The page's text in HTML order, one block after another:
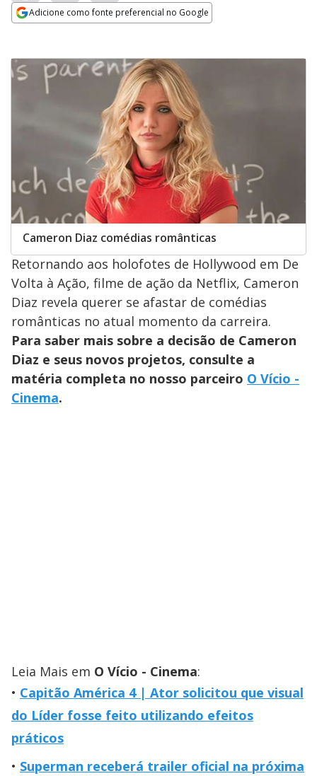
Adicione como fonte preferencial no Google
Cameron Diaz comédias românticas
Retornando aos holofotes de Hollywood em De
Volta à Ação, filme de ação da Netflix, Cameron
Diaz revela querer se afastar de comédias
românticas no atual momento da carreira.
Para saber mais sobre a decisão de Cameron
Diaz e seus novos projetos, consulte a
matéria completa no nosso parceiro O Vício -
Cinema.
Leia Mais em O Vício - Cinema:
Capitão América 4 | Ator solicitou que visual
do Líder fosse feito utilizando efeitos
práticos
Superman receberá trailer oficial na próxima